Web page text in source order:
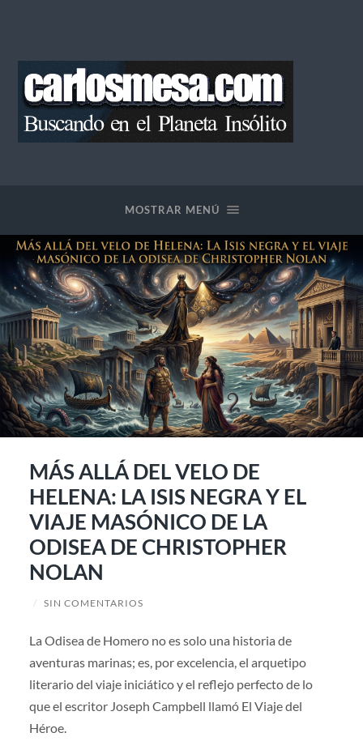
MOSTRAR MENÚ
MÁS ALLÁ DEL VELO DE
HELENA: LA ISIS NEGRA Y EL
VIAJE MASÓNICO DE LA
ODISEA DE CHRISTOPHER
NOLAN
/ SIN COMENTARIOS
La Odisea de Homero no es solo una historia de
aventuras marinas; es, por excelencia, el arquetipo
literario del viaje iniciático y el reflejo perfecto de lo
que el escritor Joseph Campbell llamó El Viaje del
Héroe.